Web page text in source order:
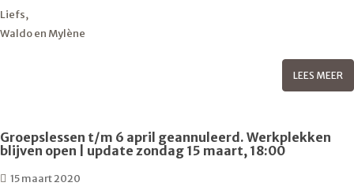
Liefs,
Waldo en Mylène
LEES MEER
Groepslessen t/m 6 april geannuleerd. Werkplekken
blijven open | update zondag 15 maart, 18:00
15 maart 2020